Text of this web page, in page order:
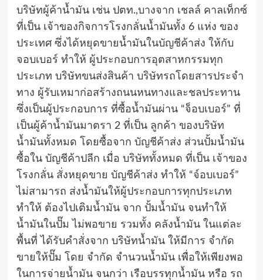
บริษัทผู้ค้าน้ำมัน เช่น ปตท.,บางจาก เชลล์ คาลเท็กซ์
ที่เป็น เจ้าของกิจการโรงกลั่นน้ำมันทั้ง 6 แห่ง ของ
ประเทศ ซึ่งได้หยุดขายน้ำมันในบัญชีค้าส่ง ให้กับ
จอบเบอร์ ทำให้ ผู้ประกอบการอุตสาหกรรมทุก
ประเภท บริษัทขนส่งสินค้า บริษัทรถโดยสารประจำ
ทาง ผู้รับเหมาก่อสร้างถนนหนทางและชลประทาน
ซึ่งเป็นผู้ประกอบการ ที่ซื้อน้ำมันผ่าน “จ็อบเบอร์” ที่
เป็นผู้ค้าน้ำมันมาตรา 2 ที่เป็น ลูกค้า ของบริษัท
น้ำมันทั้งหมด โดยซื้อจาก บัญชีค้าส่ง ส่วนปั้มน้ำมัน
ซื้อใน บัญชีค้าปลีก เมื่อ บริษัททั้งหมด ที่เป็น เจ้าของ
โรงกลั่น สั่งหยุดขาย บัญชีค้าส่ง ทำให้ “จ์อบเบอร์”
ไม่สามารถ ส่งน้ำมันให้ผู้ประกอบการทุกประเภท
ทำให้ ต้องไปเติมน้ำมัน จาก ปั้มน้ำมัน จนทำให้
น้ำมันในปั๊ม ไม่พอขาย รวมทั้ง คลังน้ำมัน ในแต่ละ
พื้นที่ ได้รับคำสั่งจาก บริษัทน้ำมัน ให้มีการ จำกัด
ขายให้ปั๊ม โดย จำกัด จำนวนน้ำมัน เพื่อให้เพียงพอ
ในการจ่ายน้ำมัน จนกว่า เรือบรรทุกน้ำมัน หรือ รถ